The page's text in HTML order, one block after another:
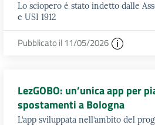
Lo sciopero è stato indetto dalle
e USI 1912
Pubblicato il 11/05/2026
LezGOBO: un’unica app per
spostamenti a Bologna
L’app sviluppata nell’ambito del